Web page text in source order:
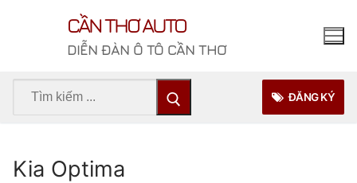
CẦN THƠ AUTO
DIỄN ĐÀN Ô TÔ CẦN THƠ
Tìm
ĐĂNG KÝ
Kia Optima